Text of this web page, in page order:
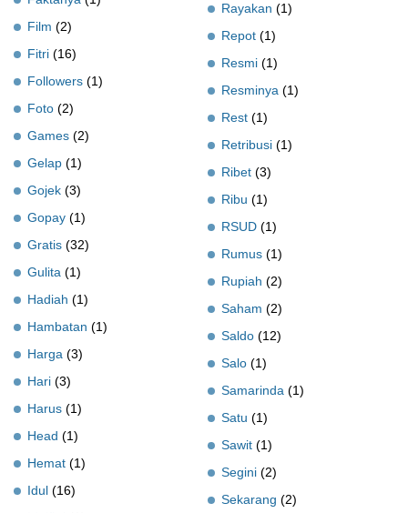
Film (2)
Fitri (16)
Followers (1)
Foto (2)
Games (2)
Gelap (1)
Gojek (3)
Gopay (1)
Gratis (32)
Gulita (1)
Hadiah (1)
Hambatan (1)
Harga (3)
Hari (3)
Harus (1)
Head (1)
Hemat (1)
Idul (16)
Rayakan (1)
Repot (1)
Resmi (1)
Resminya (1)
Rest (1)
Retribusi (1)
Ribet (3)
Ribu (1)
RSUD (1)
Rumus (1)
Rupiah (2)
Saham (2)
Saldo (12)
Salo (1)
Samarinda (1)
Satu (1)
Sawit (1)
Segini (2)
Sekarang (2)